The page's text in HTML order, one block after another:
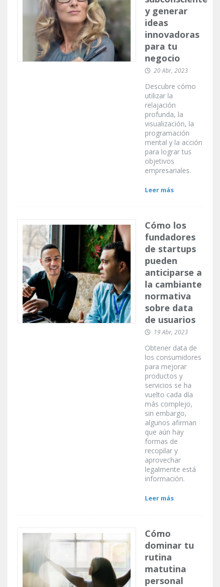
y generar
ideas
innovadoras
para tu
negocio
20 Abr, 2023
Descubre cómo
utilizar la
relajación
profunda, la
visualización, la
programación
mental y la acción
para lograr tus
objetivos
empresariales.
Leer más
Cómo los
fundadores
de startups
pueden
anticiparse a
la cambiante
normativa
sobre data
de usuarios
19 Abr, 2023
Obtener data de
los consumidores
para mejorar
productos y
servicios se ha
vuelto cada día
más complejo,
sin embargo,
algunos afirman
que aún hay
formas de
recopilar y
aprovechar
legalmente está
información.
Leer más
Cómo
dominar tu
rutina
matutina
personal